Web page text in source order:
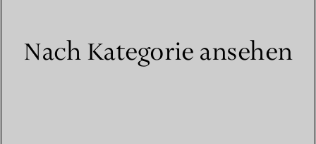
Nach Kategorie ansehen